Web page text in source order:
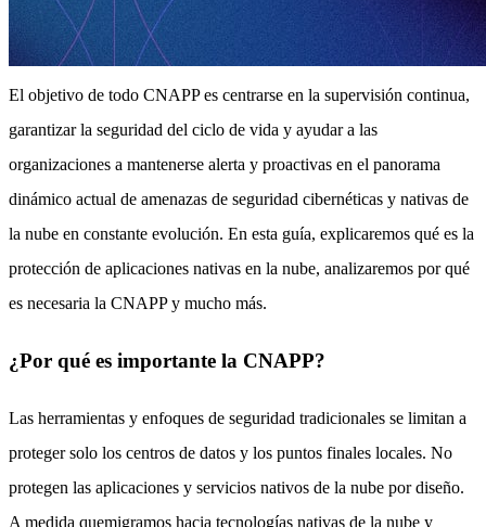
El objetivo de todo CNAPP es centrarse en la supervisión continua,
garantizar la seguridad del ciclo de vida y ayudar a las
organizaciones a mantenerse alerta y proactivas en el panorama
dinámico actual de amenazas de seguridad cibernéticas y nativas de
la nube en constante evolución. En esta guía, explicaremos qué es la
protección de aplicaciones nativas en la nube, analizaremos por qué
es necesaria la CNAPP y mucho más.
¿Por qué es importante la CNAPP?
Las herramientas y enfoques de seguridad tradicionales se limitan a
proteger solo los centros de datos y los puntos finales locales. No
protegen las aplicaciones y servicios nativos de la nube por diseño.
A medida quemigramos hacia tecnologías nativas de la nube y